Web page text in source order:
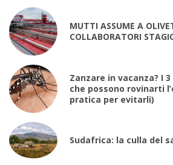
MUTTI ASSUME A
COLLABORATORI
Zanzare in vacanza? I
che possono rovinarti
pratica per evitarli)
Sudafrica: la culla del